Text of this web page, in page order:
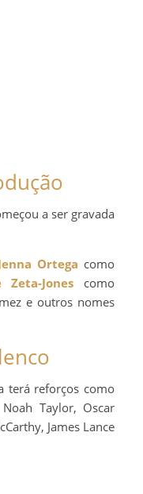
a ser gravada
Ortega como
Zeta-Jones como
e outros nomes
terá reforços como
Taylor, Oscar
James Lance